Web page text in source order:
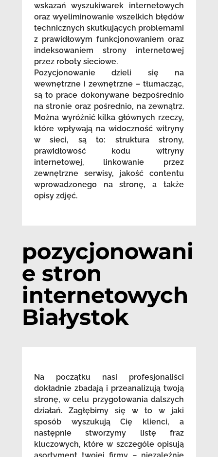
wskazań wyszukiwarek internetowych
oraz wyeliminowanie wszelkich błędów
technicznych skutkujących problemami
z prawidłowym funkcjonowaniem oraz
indeksowaniem strony internetowej
przez roboty sieciowe.
Pozycjonowanie dzieli się na
wewnętrzne i zewnętrzne – tłumacząc,
są to prace dokonywane bezpośrednio
na stronie oraz pośrednio, na zewnątrz.
Można wyróżnić kilka głównych rzeczy,
które wpływają na widoczność witryny
w sieci, są to: struktura strony,
prawidłowość kodu witryny
internetowej, linkowanie przez
zewnętrzne serwisy, jakość contentu
wprowadzonego na stronę, a także
opisy zdjęć.
pozycjonowani
e stron
internetowych
Białystok
Na początku nasi profesjonaliści
dokładnie zbadają i przeanalizują twoją
stronę, w celu przygotowania dalszych
działań. Zagłębimy się w to w jaki
sposób wyszukują Cię klienci, a
następnie stworzymy listę fraz
kluczowych, które w szczególe opisują